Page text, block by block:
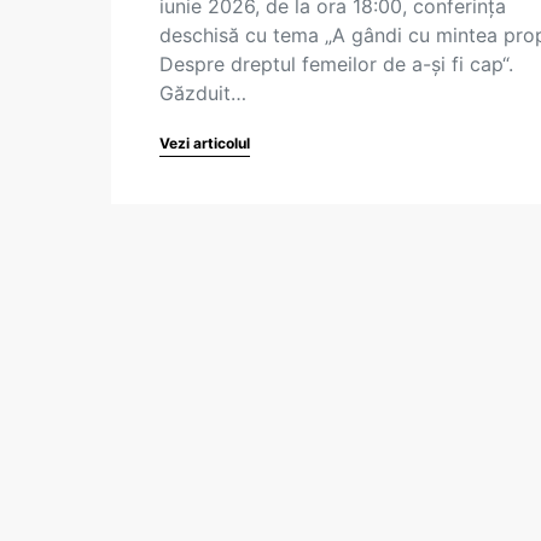
iunie 2026, de la ora 18:00, conferința
deschisă cu tema „A gândi cu mintea
Despre dreptul femeilor de a-și fi cap“.
Găzduit…
Vezi articolul